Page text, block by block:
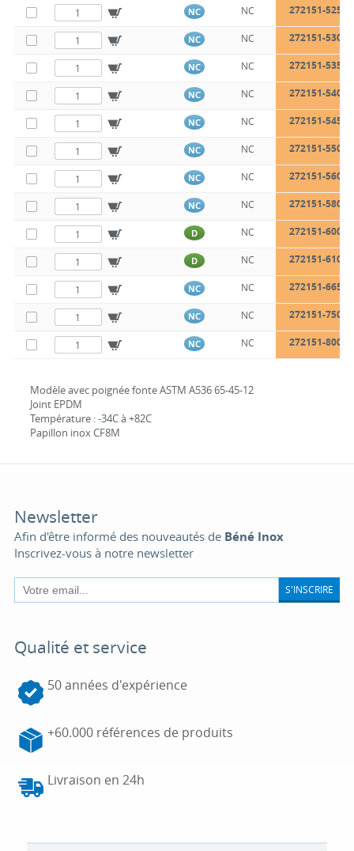
NC NC 272151-525
NC NC 272151-530
NC NC 272151-535
NC NC 272151-540
NC NC 272151-545
NC NC 272151-550
NC NC 272151-560
NC NC 272151-580
D NC 272151-600
D NC 272151-610
NC NC 272151-665
NC NC 272151-750
NC NC 272151-800
Modèle avec poignée fonte ASTM A536 65-45-12
Joint EPDM
Température : -34C à +82C
Papillon inox CF8M
Newsletter
Afin d'être informé des nouveautés de Béné Inox
Inscrivez-vous à notre newsletter
S'INSCRIRE
Qualité et service
50 années d'expérience
+60.000 références de produits
Livraison en 24h